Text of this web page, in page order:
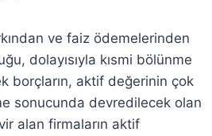
ve faiz ödemelerinden
dolayısıyla kısmi bölünme
borçların, aktif değerinin çok
sonucunda devredilecek olan
alan firmaların aktif